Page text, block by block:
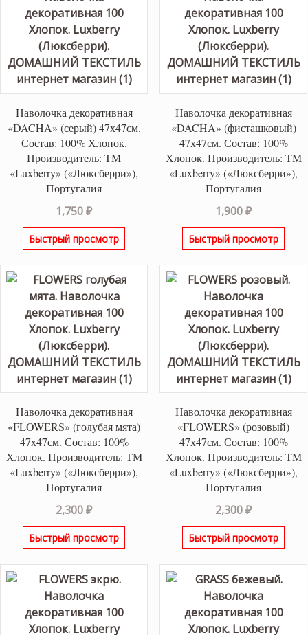
Наволочка декоративная
«DACHA» (серый) 47х47см.
Состав: 100% Хлопок.
Производитель: ТМ
«Luxberry» («Люксберри»),
Португалия
1,750₽
Быстрый просмотр
Наволочка декоративная
«DACHA» (фисташковый)
47х47см. Состав: 100%
Хлопок. Производитель: ТМ
«Luxberry» («Люксберри»),
Португалия
1,900₽
Быстрый просмотр
Наволочка декоративная
«FLOWERS» (голубая мята)
47х47см. Состав: 100%
Хлопок. Производитель: ТМ
«Luxberry» («Люксберри»),
Португалия
2,300₽
Быстрый просмотр
Наволочка декоративная
«FLOWERS» (розовый)
47х47см. Состав: 100%
Хлопок. Производитель: ТМ
«Luxberry» («Люксберри»),
Португалия
2,300₽
Быстрый просмотр